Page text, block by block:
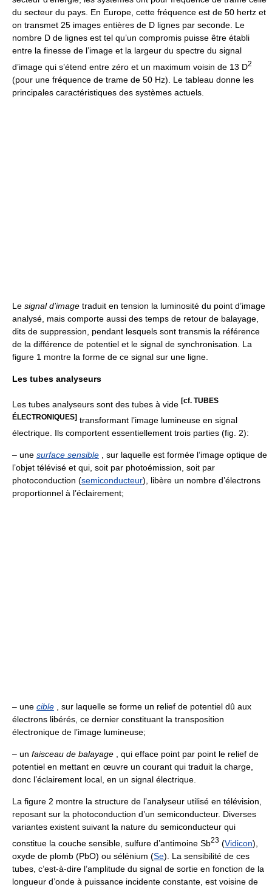
du secteur du pays. En Europe, cette fréquence est de 50 hertz et
on transmet 25 images entières de D lignes par seconde. Le
nombre D de lignes est tel qu’un compromis puisse être établi
entre la finesse de l’image et la largeur du spectre du signal
d’image qui s’étend entre zéro et un maximum voisin de 13 D2
(pour une fréquence de trame de 50 Hz). Le tableau donne les
principales caractéristiques des systèmes actuels.
Le signal d’image traduit en tension la luminosité du point d’image
analysé, mais comporte aussi des temps de retour de balayage,
dits de suppression, pendant lesquels sont transmis la référence
de la différence de potentiel et le signal de synchronisation. La
figure 1 montre la forme de ce signal sur une ligne.
Les tubes analyseurs
Les tubes analyseurs sont des tubes à vide [cf. TUBES
ÉLECTRONIQUES] transformant l’image lumineuse en signal
électrique. Ils comportent essentiellement trois parties (fig. 2):
– une surface sensible , sur laquelle est formée l’image optique de
l’objet télévisé et qui, soit par photoémission, soit par
photoconduction (semiconducteur), libère un nombre d’électrons
proportionnel à l’éclairement;
– une cible , sur laquelle se forme un relief de potentiel dû aux
électrons libérés, ce dernier constituant la transposition
électronique de l’image lumineuse;
– un faisceau de balayage , qui efface point par point le relief de
potentiel en mettant en œuvre un courant qui traduit la charge,
donc l’éclairement local, en un signal électrique.
La figure 2 montre la structure de l’analyseur utilisé en télévision,
reposant sur la photoconduction d’un semiconducteur. Diverses
variantes existent suivant la nature du semiconducteur qui
constitue la couche sensible, sulfure d’antimoine Sb23 (Vidicon),
oxyde de plomb (PbO) ou sélénium (Se). La sensibilité de ces
tubes, c’est-à-dire l’amplitude du signal de sortie en fonction de la
longueur d’onde à puissance incidente constante, est voisine de